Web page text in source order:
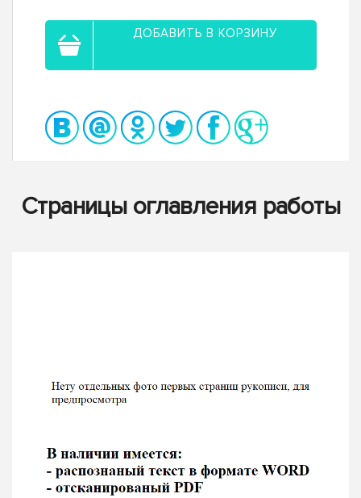
ДОБАВИТЬ В КОРЗИНУ
Страницы оглавления работы